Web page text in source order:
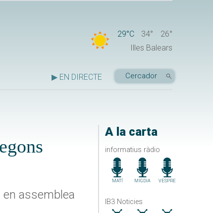
29°C 34°
26°
Illes Balears
▶ EN DIRECTE
A la carta
informatius ràdio
MATÍ MIGDIA VESPRE
IB3 Noticies
assemblea